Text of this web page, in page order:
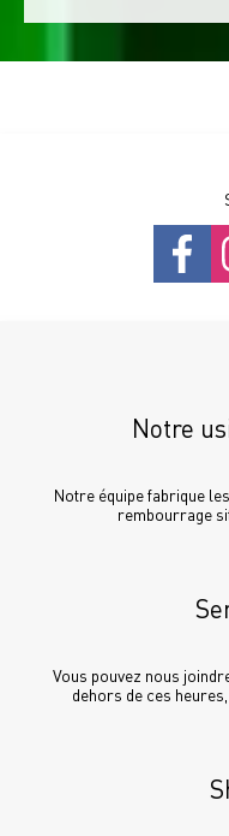
Notre
Notre équipe fabrique
rembourrage
Vous pouvez nous
dehors de ces